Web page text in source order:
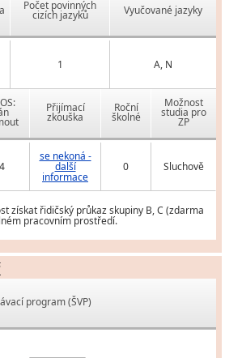
Počet povinných
cizích jazyků Vyučované jazyky
1 A, N
Přijímací
zkouška
Roční
školné
Možnost
studia pro
ZP
se nekoná -
další
informace
0 Sluchově
získat řidičský průkaz skupiny B, C (zdarma
pracovním prostředí.
program (ŠVP)